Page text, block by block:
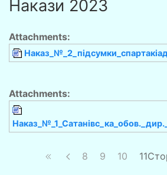
Накази 2023
Attachments:
Attachments:
8 9 10 11